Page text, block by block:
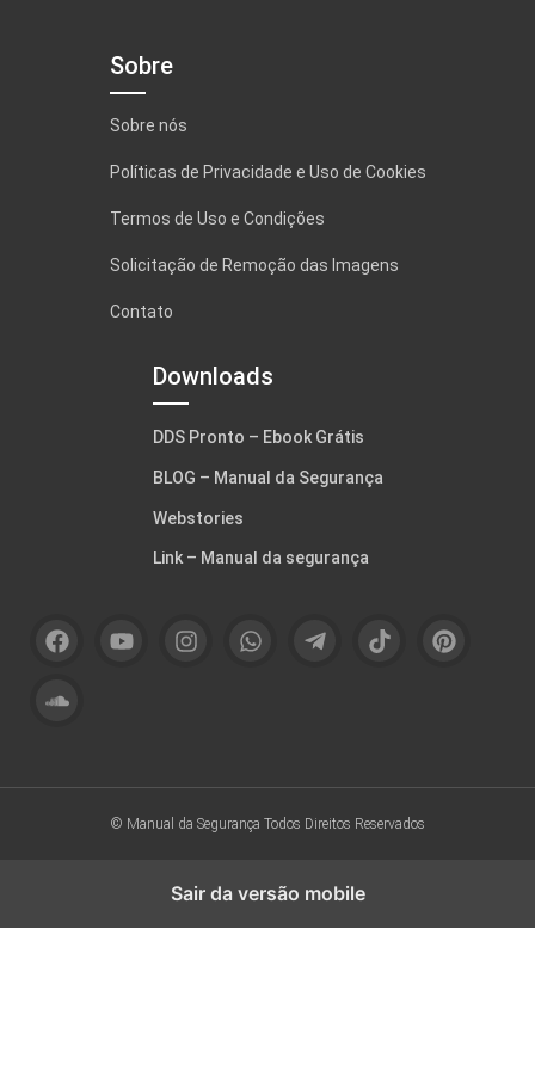
Sobre
Sobre nós
Políticas de Privacidade e Uso de Cookies
Termos de Uso e Condições
Solicitação de Remoção das Imagens
Contato
Downloads
DDS Pronto – Ebook Grátis
BLOG – Manual da Segurança
Webstories
Link – Manual da segurança
© Manual da Segurança Todos Direitos Reservados
Sair da versão mobile